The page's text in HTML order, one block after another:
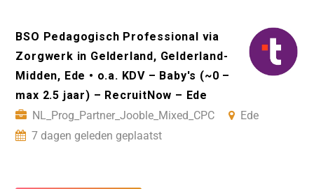
BSO Pedagogisch Professional via
Zorgwerk in Gelderland, Gelderland-
Midden, Ede • o.a. KDV – Baby's (~0 –
max 2.5 jaar) – RecruitNow – Ede
NL_Prog_Partner_Jooble_Mixed_CPC
Ede
7 dagen geleden geplaatst